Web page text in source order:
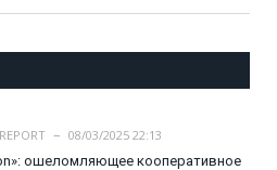
08/03/2025 22:13
ошеломляющее кооперативное